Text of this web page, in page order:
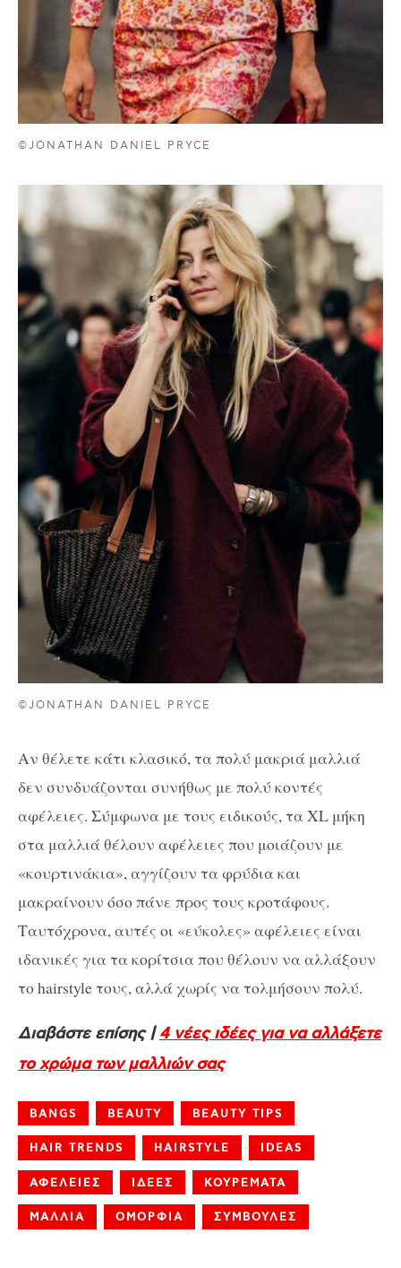
©JONATHAN DANIEL PRYCE
©JONATHAN DANIEL PRYCE
Αν θέλετε κάτι κλασικό, τα πολύ μακριά μαλλιά
δεν συνδυάζονται συνήθως με πολύ κοντές
αφέλειες. Σύμφωνα με τους ειδικούς, τα XL μήκη
στα μαλλιά θέλουν αφέλειες που μοιάζουν με
«κουρτινάκια», αγγίζουν τα φρύδια και
μακραίνουν όσο πάνε προς τους κροτάφους.
Ταυτόχρονα, αυτές οι «εύκολες» αφέλειες είναι
ιδανικές για τα κορίτσια που θέλουν να αλλάξουν
το hairstyle τους, αλλά χωρίς να τολμήσουν πολύ.
Διαβάστε επίσης |4 νέες ιδέες για να αλλάξετε
το χρώμα των μαλλιών σας
BANGS BEAUTY BEAUTY TIPS
HAIR TRENDS HAIRSTYLE IDEAS
ΑΦΕΛΕΙΕΣ ΙΔΕΕΣ ΚΟΥΡΕΜΑΤΑ
ΜΑΛΛΙΑ ΟΜΟΡΦΙΑ ΣΥΜΒΟΥΛΕΣ